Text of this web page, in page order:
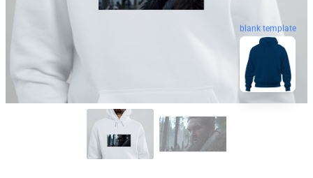
blank template